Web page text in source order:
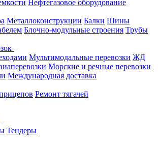
Нефтегазовое оборудование
Металлоконструкции Балки Шины
Блочно-модульные строения Трубы
Мультимодальные перевозки ЖД
Морские и речные перевозки
Международная доставка
Ремонт тягачей
Тендеры